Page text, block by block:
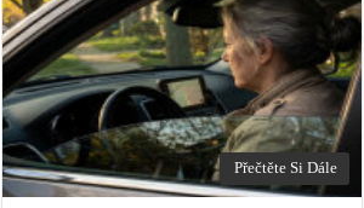
Přečtěte Si Dále